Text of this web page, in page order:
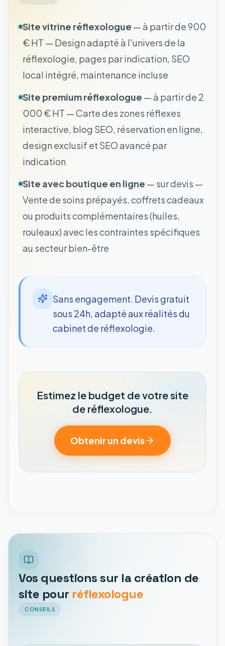
Site vitrine réflexologue — à partir de 900
€ HT — Design adapté à l'univers de la
réflexologie, pages par indication, SEO
local intégré, maintenance incluse
Site premium réflexologue — à partir de 2
000 € HT — Carte des zones réflexes
interactive, blog SEO, réservation en ligne,
design exclusif et SEO avancé par
indication
Site avec boutique en ligne — sur devis —
Vente de soins prépayés, coffrets cadeaux
ou produits complémentaires (huiles,
rouleaux) avec les contraintes spécifiques
au secteur bien-être
Sans engagement. Devis gratuit
sous 24h, adapté aux réalités du
cabinet de réflexologie.
Estimez le budget de votre site
de réflexologue.
Obtenir un devis
Vos questions sur la création de
site pour réflexologue
CONSEILS